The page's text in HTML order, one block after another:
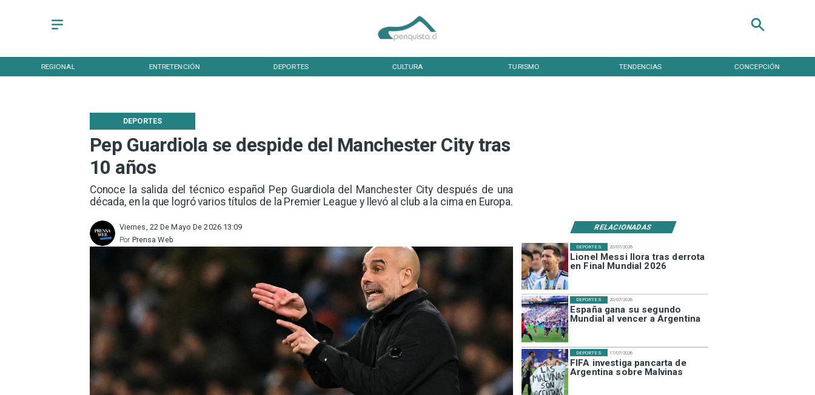
REGIONAL ENTRETENCIÓN DEPORTES CULTURA TURISMO TENDENCIAS CONCEPCIÓN
Pep Guardiola se despide del Manchester City tras
10 años
Conoce la salida del técnico español Pep Guardiola del Manchester City después de una
década, en la que logró varios títulos de la Premier League y llevó al club a la cima en Europa.
DEPORTES
RELACIONADAS
Viernes, 22 De Mayo De 2026 13:09
Prensa Web
Por
20/07/2026
Lionel Messi llora tras derrota
en Final Mundial 2026
DEPORTES
20/07/2026
España gana su segundo
Mundial al vencer a Argentina
DEPORTES
17/07/2026
FIFA investiga pancarta de
Argentina sobre Malvinas
DEPORTES